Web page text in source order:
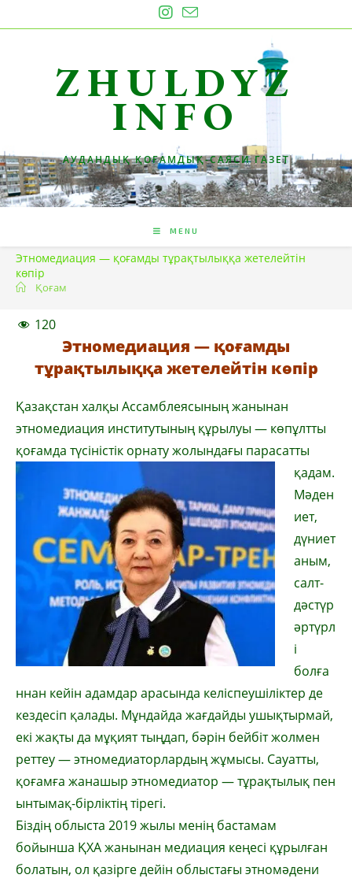
to
ZHULDYZ
INFO
АУДАНДЫҚ ҚОҒАМДЫҚ-САЯСИ ГАЗЕТ
MENU
Этномедиация — қоғамды тұрақтылыққа жетелейтін
көпір
Қоғам
120
Этномедиация — қоғамды
тұрақтылыққа жетелейтін көпір
Қазақстан халқы Ассамблеясының жанынан
этномедиация институтының құрылуы — көпұлтты
қоғамда түсіністік орнату жолындағы парасатты
қадам.
Мәден
иет,
дүниет
аным,
салт-
дәстүр
әртүрл
і
болға
ннан кейін адамдар арасында келіспеушіліктер де
кездесіп қалады. Мұндайда жағдайды ушықтырмай,
екі жақты да мұқият тыңдап, бәрін бейбіт жолмен
реттеу — этномедиаторлардың жұмысы. Сауатты,
қоғамға жанашыр этномедиатор — тұрақтылық пен
ынтымақ-бірліктің тірегі.
Біздің облыста 2019 жылы менің бастамам
бойынша ҚХА жанынан медиация кеңесі құрылған
болатын, ол қазірге дейін облыстағы этномәдени